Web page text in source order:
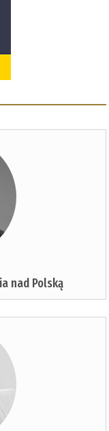
nad Polską